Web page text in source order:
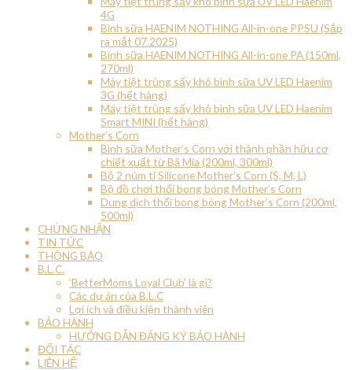
4G
Bình sữa HAENIM NOTHING All-in-one PPSU (Sắp
ra mắt 07.2025)
Bình sữa HAENIM NOTHING All-in-one PA (150ml,
270ml)
Máy tiệt trùng sấy khô bình sữa UV LED Haenim
3G (hết hàng)
Máy tiệt trùng sấy khô bình sữa UV LED Haenim
Smart MINI (hết hàng)
Mother’s Corn
Bình sữa Mother’s Corn với thành phần hữu cơ
chiết xuất từ Bã Mía (200ml, 300ml)
Bộ 2 núm ti Silicone Mother’s Corn (S, M, L)
Bộ đồ chơi thổi bong bóng Mother’s Corn
Dung dịch thổi bong bóng Mother’s Corn (200ml,
500ml)
CHỨNG NHẬN
TIN TỨC
THÔNG BÁO
B.L.C.
‘BetterMoms Loyal Club’ là gì?
Các dự án của B.L.C
Lợi ích và điều kiện thành viên
BẢO HÀNH
HƯỚNG DẪN ĐĂNG KÝ BẢO HÀNH
ĐỐI TÁC
LIÊN HỆ